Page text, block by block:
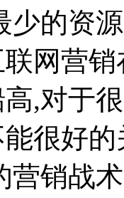
少的资
网营
,对于
能很好
营销战